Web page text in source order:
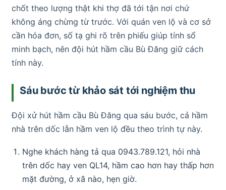
chốt theo lượng thật khi thợ đã tới tận nơi chứ
không áng chừng từ trước. Với quán ven lộ và cơ sở
cần hóa đơn, số tạ ghi rõ trên phiếu giúp tính sổ
minh bạch, nên đội hút hầm cầu Bù Đăng giữ cách
tính này.
Sáu bước từ khảo sát tới nghiệm thu
Đội xử hút hầm cầu Bù Đăng qua sáu bước, cả hầm
nhà trên dốc lẫn hầm ven lộ đều theo trình tự này.
Nghe khách hàng tả qua 0943.789.121, hỏi nhà
trên dốc hay ven QL14, hầm cao hơn hay thấp hơn
mặt đường, ở xã nào, hẹn giờ.